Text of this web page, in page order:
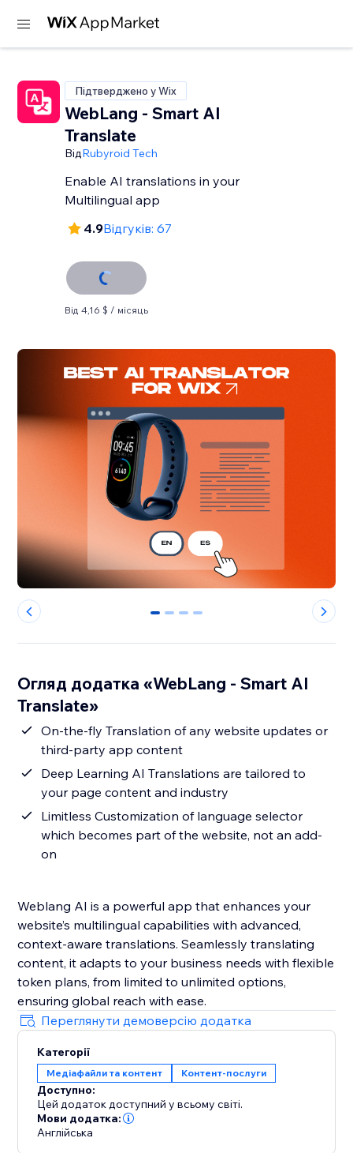
Підтверджено у Wix
WebLang - Smart AI
Translate
ВідRubyroid Tech
Enable AI translations in your
Multilingual app
4.9Відгуків: 67
Від 4,16 $ / місяць
0 1 2 3
Огляд додатка «WebLang - Smart AI
Translate»
On-the-fly Translation of any website updates or
third-party app content
Deep Learning AI Translations are tailored to
your page content and industry
Limitless Customization of language selector
which becomes part of the website, not an add-
on
Weblang AI is a powerful app that enhances your
website’s multilingual capabilities with advanced,
context-aware translations. Seamlessly translating
content, it adapts to your business needs with flexible
token plans, from limited to unlimited options,
ensuring global reach with ease.
Переглянути демоверсію додатка
Категорії
Медіафайли та контент Контент‑послуги
Доступно:
Цей додаток доступний у всьому світі.
Мови додатка:
Англійська